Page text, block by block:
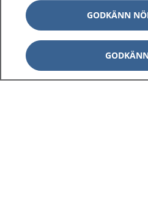
1177 på flera språk
Om 1177
Kontakt
GODKÄNN